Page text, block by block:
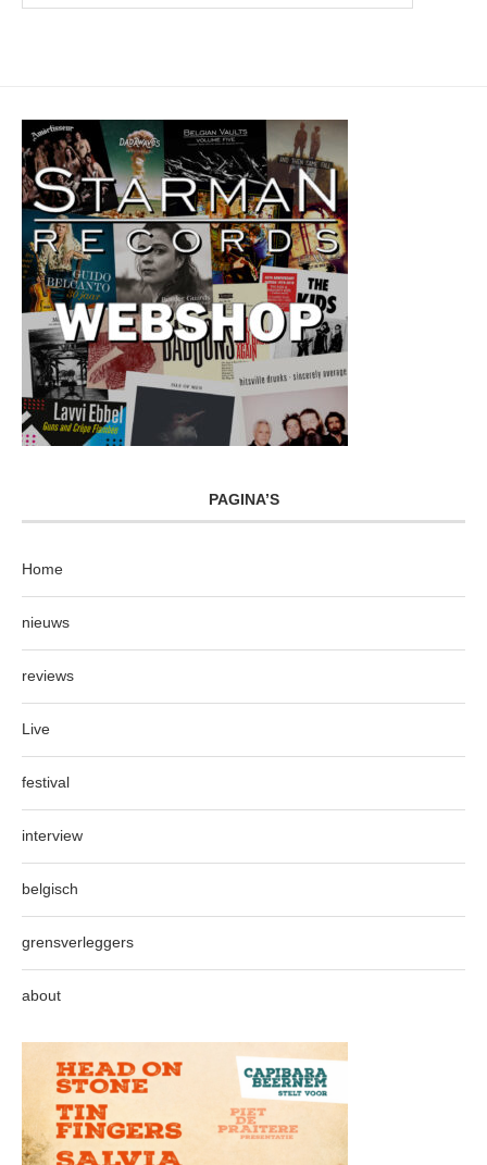
PAGINA’S
Home
nieuws
reviews
Live
festival
interview
belgisch
grensverleggers
about